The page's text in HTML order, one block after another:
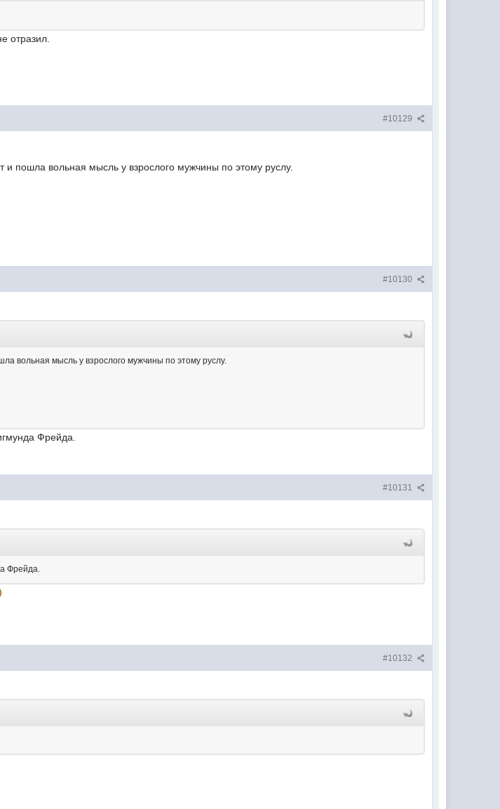
отразил.
#10129
и пошла вольная мысль у взрослого мужчины по этому руслу.
#10130
вольная мысль у взрослого мужчины по этому руслу.
Фрейда.
#10131
Фрейда.
#10132